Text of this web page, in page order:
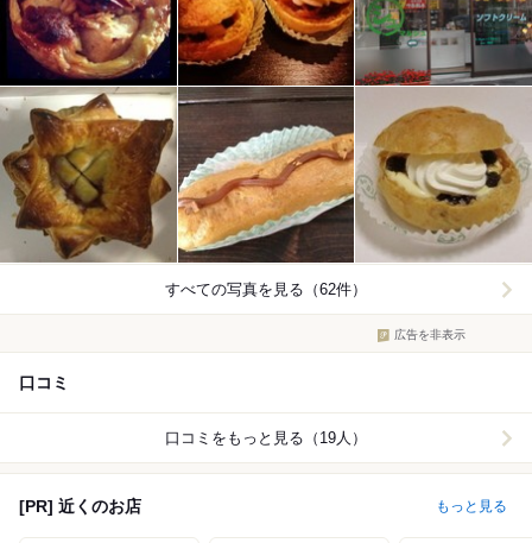
すべての写真を見る（62件）
広告を非表示
口コミ
口コミをもっと見る（19人）
[PR] 近くのお店 もっと見る